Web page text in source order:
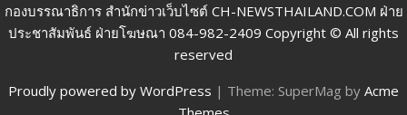
กองบรรณาธิการ สำนักข่าวเว็บไซต์ CH-NEWSTHAILAND.COM ฝ่าย
ประชาสัมพันธ์ ฝ่ายโฆษณา 084-982-2409 Copyright © All rights
reserved
Proudly powered by WordPress | Theme: SuperMag by Acme